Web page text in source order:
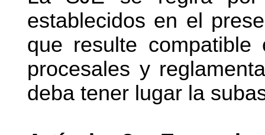
establecidos en el
que resulte compatible
procesales y
deba tener lugar la